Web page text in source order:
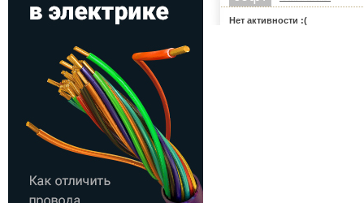
Нет активности :(